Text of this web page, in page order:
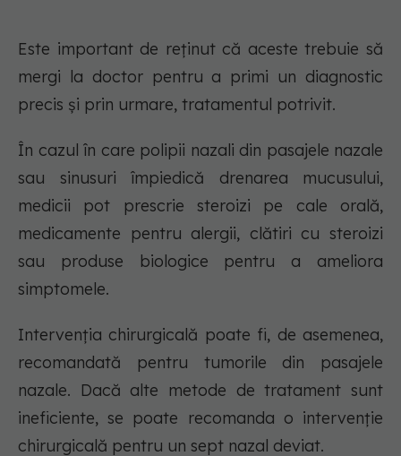
Este important de reținut că aceste trebuie să
mergi la doctor pentru a primi un diagnostic
precis și prin urmare, tratamentul potrivit.
În cazul în care polipii nazali din pasajele nazale
sau sinusuri împiedică drenarea mucusului,
medicii pot prescrie steroizi pe cale orală,
medicamente pentru alergii, clătiri cu steroizi
sau produse biologice pentru a ameliora
simptomele.
Intervenția chirurgicală poate fi, de asemenea,
recomandată pentru tumorile din pasajele
nazale. Dacă alte metode de tratament sunt
ineficiente, se poate recomanda o intervenție
chirurgicală pentru un sept nazal deviat.